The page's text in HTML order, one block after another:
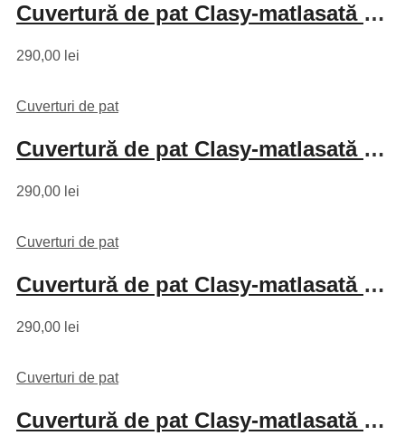
Cuvertură de pat Clasy-matlasată 2 persoane (LORINDA)
290,00 lei
Cuverturi de pat
Cuvertură de pat Clasy-matlasată 2 persoane (MONTERA V2)
290,00 lei
Cuverturi de pat
Cuvertură de pat Clasy-matlasată 2 persoane (PEDRA V2)
290,00 lei
Cuverturi de pat
Cuvertură de pat Clasy-matlasată 2 persoane (PEDRA V4)